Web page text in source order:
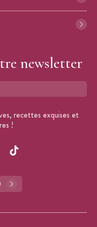
newsletter
recettes exquises et
!